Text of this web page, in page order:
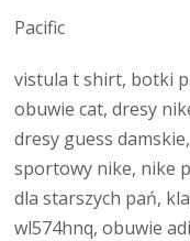
Pacific
vistula t shirt, botki
obuwie cat, dresy
dresy guess
sportowy nike, nike
dla starszych pań,
wl574hnq, obuwie